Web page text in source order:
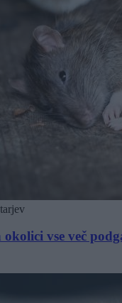
vse več